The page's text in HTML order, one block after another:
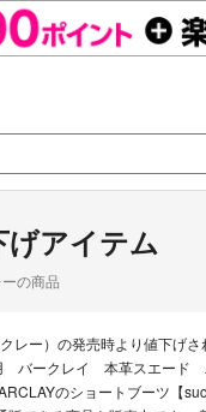
げアイテム
の商品
レー）の発売時より値下げ
バークレイ 本革スエード
のショートブーツ【